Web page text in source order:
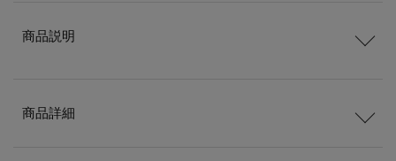
商品説明
商品詳細